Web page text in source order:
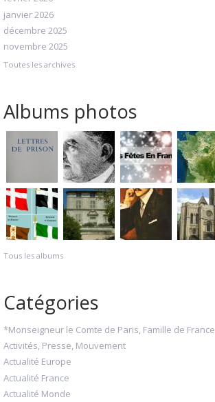
janvier 2026
décembre 2025
novembre 2025
Toutes les archives
Albums photos
Tous les albums
Catégories
*Monseigneur le Comte de Paris, Famille de France
Activités, Presse, Mouvement
Actualité Europe
Actualité France
Actualité Monde